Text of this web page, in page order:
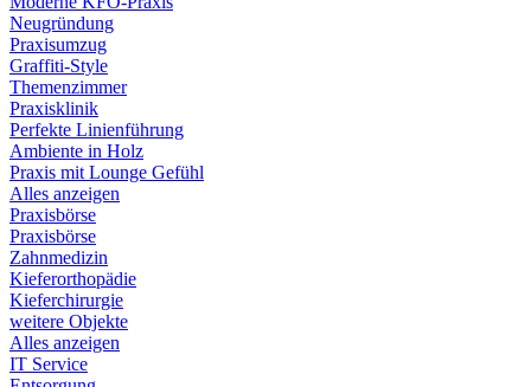
Neugründung
Praxisumzug
Graffiti-Style
Themenzimmer
Praxisklinik
Perfekte Linienführung
Ambiente in Holz
Praxis mit Lounge Gefühl
Alles anzeigen
Praxisbörse
Praxisbörse
Zahnmedizin
Kieferorthopädie
Kieferchirurgie
weitere Objekte
Alles anzeigen
IT Service